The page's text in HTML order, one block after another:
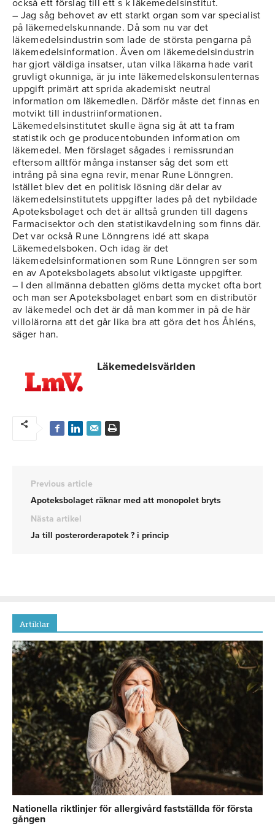
också ett förslag till ett s k läkemedelsinstitut.
– Jag såg behovet av ett starkt organ som var specialist
på läkemedelskunnande. Då som nu var det
läkemedelsindustrin som lade de största pengarna på
läkemedelsinformation. Även om läkemedelsindustrin
har gjort väldiga insatser, utan vilka läkarna hade varit
gruvligt okunniga, är ju inte läkemedelskonsulenternas
uppgift primärt att sprida akademiskt neutral
information om läkemedlen. Därför måste det finnas en
motvikt till industriinformationen.
Läkemedelsinstitutet skulle ägna sig åt att ta fram
statistik och ge producentobunden information om
läkemedel. Men förslaget sågades i remissrundan
eftersom alltför många instanser såg det som ett
intrång på sina egna revir, menar Rune Lönngren.
Istället blev det en politisk lösning där delar av
läkemedelsinstitutets uppgifter lades på det nybildade
Apoteksbolaget och det är alltså grunden till dagens
Farmacisektor och den statistikavdelning som finns där.
Det var också Rune Lönngrens idé att skapa
Läkemedelsboken. Och idag är det
läkemedelsinformationen som Rune Lönngren ser som
en av Apoteksbolagets absolut viktigaste uppgifter.
– I den allmänna debatten glöms detta mycket ofta bort
och man ser Apoteksbolaget enbart som en distributör
av läkemedel och det är då man kommer in på de här
villolärorna att det går lika bra att göra det hos Åhléns,
säger han.
Läkemedelsvärlden
Previous article
Apoteksbolaget räknar med att monopolet bryts
Nästa artikel
Ja till posterorderapotek ? i princip
Artiklar
Nationella riktlinjer för allergivård fastställda för första
gången